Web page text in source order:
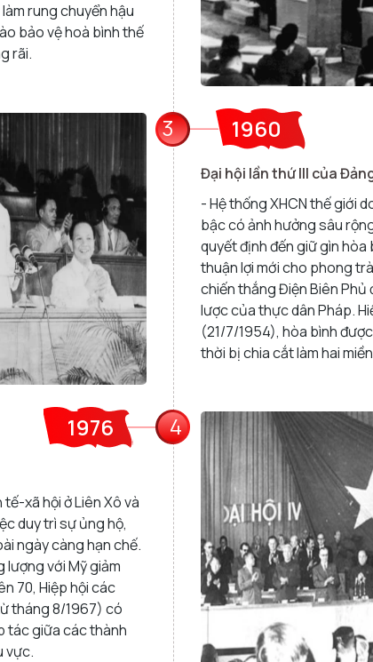
rung chuyển hậu
bảo vệ hoà bình thế
rãi.
3 1960
Đại hội lần thứ III của
- Hệ thống XHCN thế giới
bậc có ảnh hưởng sâu
quyết định đến giữ gìn
thuận lợi mới cho phong
chiến thắng Điện Biên
lược của thực dân Pháp.
(21/7/1954), hòa bình
thời bị chia cắt làm hai
4
1976
xã hội ở Liên Xô và
duy trì sự ủng hộ,
ngày càng hạn chế.
lượng với Mỹ giảm
70, Hiệp hội các
tháng 8/1967) có
tác giữa các thành
vực.